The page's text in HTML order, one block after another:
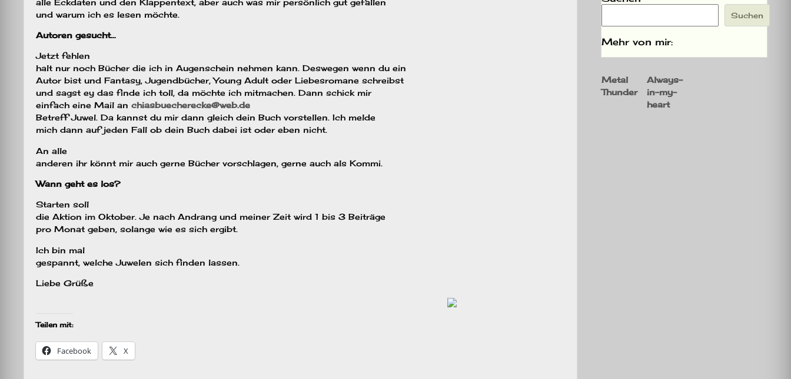
und warum ich es lesen möchte.
Autoren gesucht…
Jetzt fehlen
halt nur noch Bücher die ich in Augenschein nehmen kann. Deswegen wenn du ein
Autor bist und Fantasy, Jugendbücher, Young Adult oder Liebesromane schreibst
und sagst ey das finde ich toll, da möchte ich mitmachen. Dann schick mir
einfach eine Mail an chiasbuecherecke@web.de
Betreff Juwel. Da kannst du mir dann gleich dein Buch vorstellen. Ich melde
mich dann auf jeden Fall ob dein Buch dabei ist oder eben nicht.
An alle
anderen ihr könnt mir auch gerne Bücher vorschlagen, gerne auch als Kommi.
Wann geht es los?
Starten soll
die Aktion im Oktober. Je nach Andrang und meiner Zeit wird 1 bis 3 Beiträge
pro Monat geben, solange wie es sich ergibt.
Ich bin mal
gespannt, welche Juwelen sich finden lassen.
Liebe Grüße
Teilen mit:
Facebook X
Suchen
Mehr von mir:
Metal
Thunder
Always-
in-my-
heart